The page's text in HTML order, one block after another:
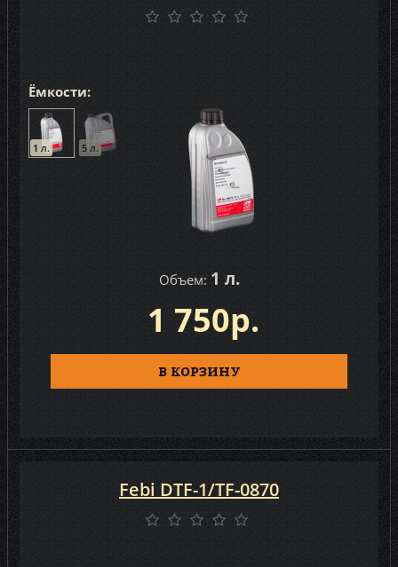
Ёмкости:
1 л. 5 л.
Объем: 1 л.
1 750р.
В КОРЗИНУ
Febi DTF-1/TF-0870